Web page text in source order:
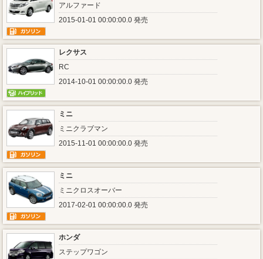
アルファード
2015-01-01 00:00:00.0 発売
レクサス
RC
2014-10-01 00:00:00.0 発売
ミニ
ミニクラブマン
2015-11-01 00:00:00.0 発売
ミニ
ミニクロスオーバー
2017-02-01 00:00:00.0 発売
ホンダ
ステップワゴン